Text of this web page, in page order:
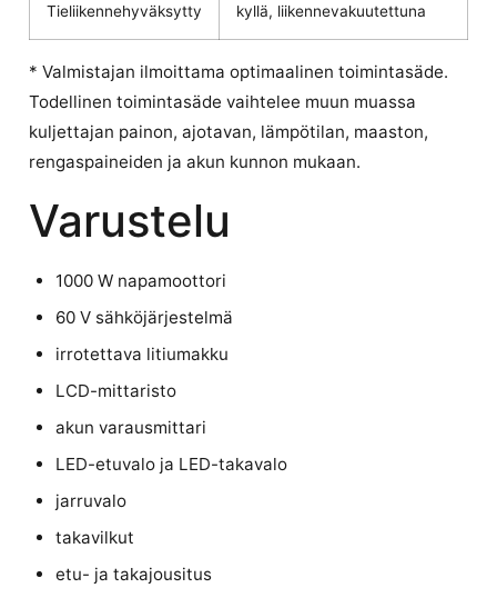
Tieliikennehyväksytty kyllä, liikennevakuutettuna
* Valmistajan ilmoittama optimaalinen toimintasäde.
Todellinen toimintasäde vaihtelee muun muassa
kuljettajan painon, ajotavan, lämpötilan, maaston,
rengaspaineiden ja akun kunnon mukaan.
Varustelu
1000 W napamoottori
60 V sähköjärjestelmä
irrotettava litiumakku
LCD-mittaristo
akun varausmittari
LED-etuvalo ja LED-takavalo
jarruvalo
takavilkut
etu- ja takajousitus